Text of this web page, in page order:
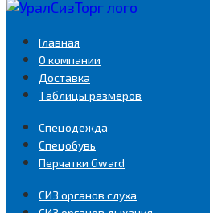
Главная
О компании
Доставка
Таблицы размеров
Спецодежда
Спецобувь
Перчатки Gward
СИЗ органов слуха